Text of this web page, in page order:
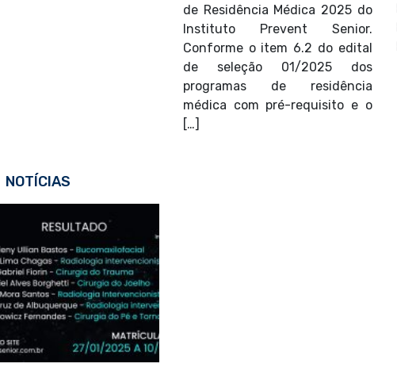
de Residência Médica 2025 do
Instituto Prevent Senior.
Conforme o item 6.2 do edital
de seleção 01/2025 dos
programas de residência
médica com pré-requisito e o
[…]
NOTÍCIAS